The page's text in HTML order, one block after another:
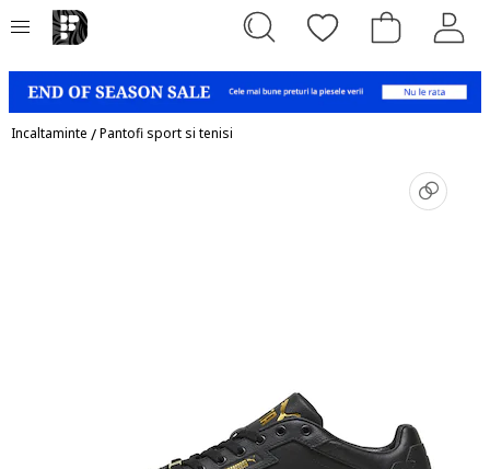
Incaltaminte /Pantofi sport si tenisi